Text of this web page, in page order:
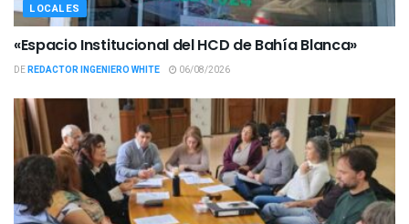
LOCALES
«Espacio Institucional del HCD de Bahía Blanca»
DEREDACTOR INGENIERO WHITE 06/08/2026